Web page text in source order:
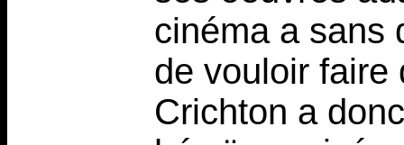
cinéma a sans
de vouloir faire
Crichton a